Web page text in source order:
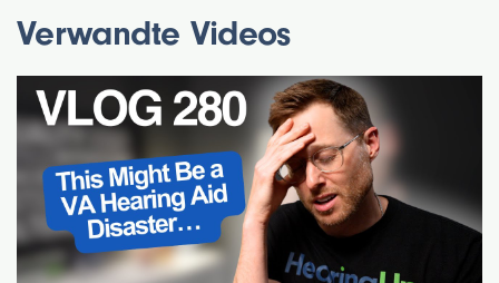
Verwandte Videos